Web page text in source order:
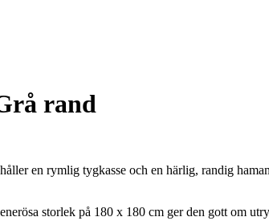
rand
en rymlig tygkasse och en härlig, randig
storlek på 180 x 180 cm ger den gott om